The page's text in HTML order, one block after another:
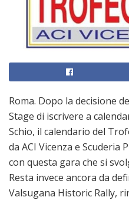
Roma. Dopo la decisione
Stage di iscrivere a
Schio, il calendario del
da ACI Vicenza e Scuderia
con questa gara che si
Resta invece ancora da
Valsugana Historic Rally,